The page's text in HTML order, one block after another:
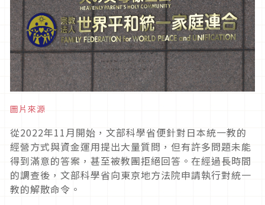
圖片來源
從2022年11月開始，文部科學省便針對日本統一教的
經營方式與資金運用提出大量質問，但有許多問題未能
得到滿意的答案，甚至被教團拒絕回答。在經過長時間
的調查後，文部科學省向東京地方法院申請執行對統一
教的解散命令。